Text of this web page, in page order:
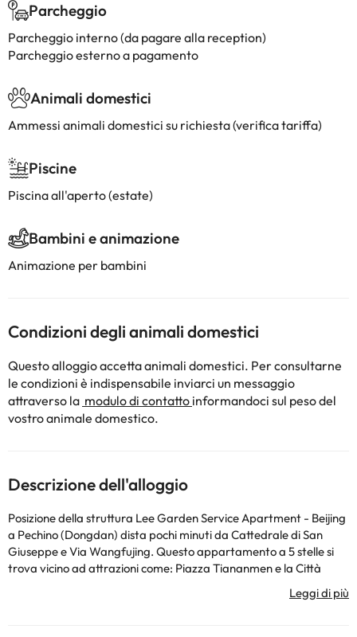
Parcheggio
Parcheggio interno (da pagare alla reception)
Parcheggio esterno a pagamento
Animali domestici
Ammessi animali domestici su richiesta (verifica tariffa)
Piscine
Piscina all'aperto (estate)
Bambini e animazione
Animazione per bambini
Condizioni degli animali domestici
Questo alloggio accetta animali domestici. Per consultarne
le condizioni è indispensabile inviarci un messaggio
attraverso la modulo di contatto informandoci sul peso del
vostro animale domestico.
Descrizione dell'alloggio
Posizione della struttura Lee Garden Service Apartment - Beijing
a Pechino (Dongdan) dista pochi minuti da Cattedrale di San
Giuseppe e Via Wangfujing. Questo appartamento a 5 stelle si
trova vicino ad attrazioni come: Piazza Tiananmen e la Città
Proibita.Camere Prenotate una delle 200 camere climatizzate,
tutte dotate di cucina con grande frigorifero / congelatore e